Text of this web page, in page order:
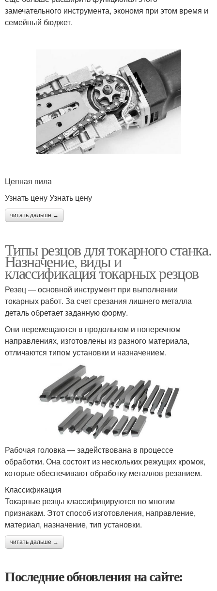
замечательного инструмента, экономя при этом время и
семейный бюджет.
Цепная пила
Узнать цену Узнать цену
читать дальше →
Типы резцов для токарного станка.
Назначение, виды и
классификация токарных резцов
Резец — основной инструмент при выполнении
токарных работ. За счет срезания лишнего металла
деталь обретает заданную форму.
Они перемещаются в продольном и поперечном
направлениях, изготовлены из разного материала,
отличаются типом установки и назначением.
Рабочая головка — задействована в процессе
обработки. Она состоит из нескольких режущих кромок,
которые обеспечивают обработку металлов резанием.
Классификация
Токарные резцы классифицируются по многим
признакам. Этот способ изготовления, направление,
материал, назначение, тип установки.
читать дальше →
Последние обновления на сайте: